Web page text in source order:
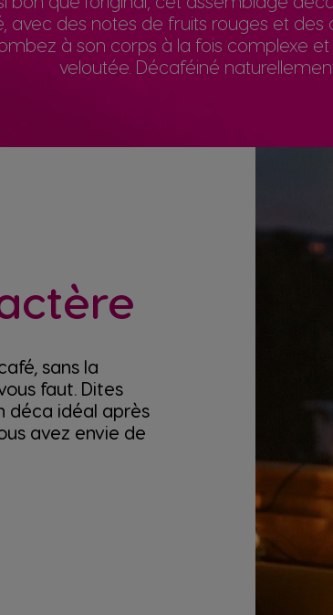
avec des notes de fruits rouges et des
à son corps à la fois complexe et
veloutée. Décaféiné
sans la
faut. Dites
déca idéal après
avez envie de